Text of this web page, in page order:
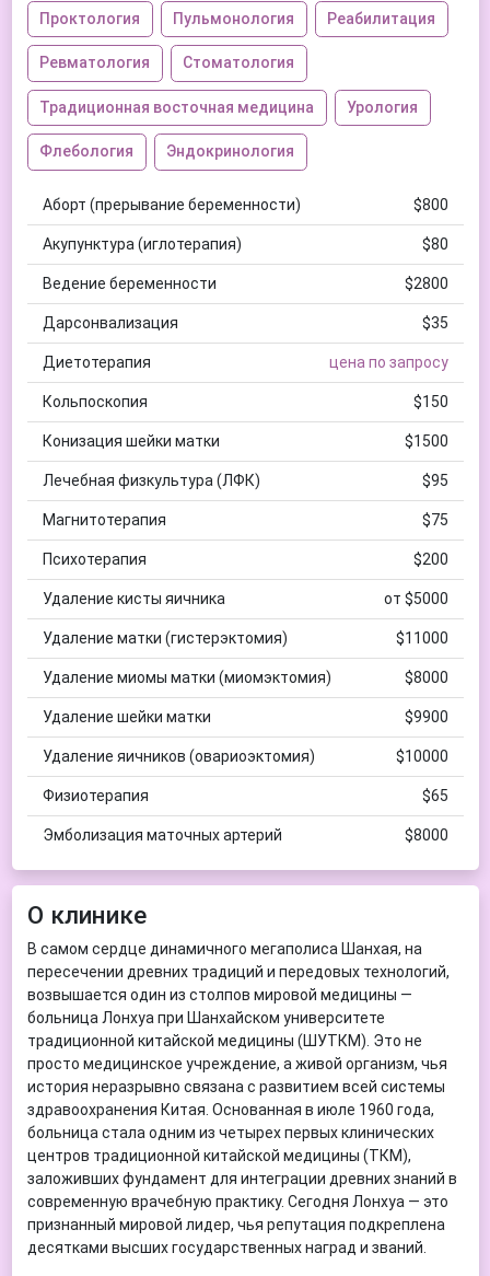
Проктология Пульмонология Реабилитация
Ревматология Стоматология
Традиционная восточная медицина Урология
Флебология Эндокринология
Аборт (прерывание беременности) $800
Акупунктура (иглотерапия) $80
Ведение беременности $2800
Дарсонвализация $35
Диетотерапия цена по запросу
Кольпоскопия $150
Конизация шейки матки $1500
Лечебная физкультура (ЛФК) $95
Магнитотерапия $75
Психотерапия $200
Удаление кисты яичника от $5000
Удаление матки (гистерэктомия) $11000
Удаление миомы матки (миомэктомия) $8000
Удаление шейки матки $9900
Удаление яичников (овариоэктомия) $10000
Физиотерапия $65
Эмболизация маточных артерий $8000
О клинике
В самом сердце динамичного мегаполиса Шанхая, на
пересечении древних традиций и передовых технологий,
возвышается один из столпов мировой медицины —
больница Лонхуа при Шанхайском университете
традиционной китайской медицины (ШУТКМ). Это не
просто медицинское учреждение, а живой организм, чья
история неразрывно связана с развитием всей системы
здравоохранения Китая. Основанная в июле 1960 года,
больница стала одним из четырех первых клинических
центров традиционной китайской медицины (ТКМ),
заложивших фундамент для интеграции древних знаний в
современную врачебную практику. Сегодня Лонхуа — это
признанный мировой лидер, чья репутация подкреплена
десятками высших государственных наград и званий.